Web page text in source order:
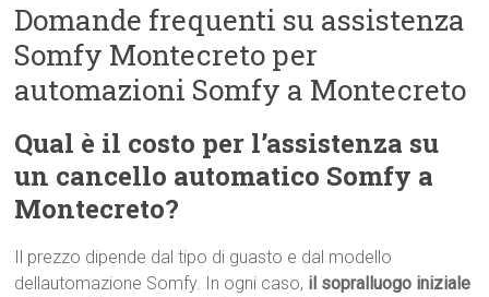
Domande frequenti su assistenza
Somfy Montecreto per
automazioni Somfy a Montecreto
Qual è il costo per l’assistenza su
un cancello automatico Somfy a
Montecreto?
Il prezzo dipende dal tipo di guasto e dal modello
dellautomazione Somfy. In ogni caso, il sopralluogo iniziale